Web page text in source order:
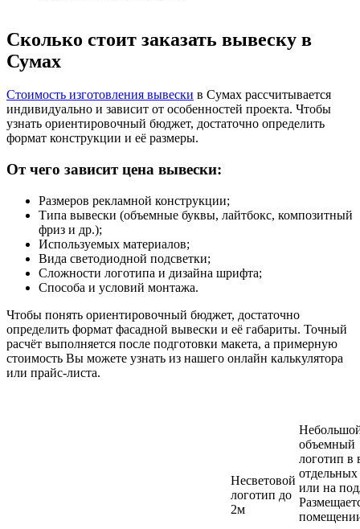
Сколько стоит заказать вывеску в
Сумах
Стоимость изготовления вывески в Сумах рассчитывается
индивидуально и зависит от особенностей проекта. Чтобы
узнать ориентировочный бюджет, достаточно определить
формат конструкции и её размеры.
От чего зависит цена вывески:
Размеров рекламной конструкции;
Типа вывески (объемные буквы, лайтбокс, композитный
фриз и др.);
Используемых материалов;
Вида светодиодной подсветки;
Сложности логотипа и дизайна шрифта;
Способа и условий монтажа.
Чтобы понять ориентировочный бюджет, достаточно
определить формат фасадной вывески и её габариты. Точный
расчёт выполняется после подготовки макета, а примерную
стоимость Вы можете узнать из нашего онлайн калькулятора
или прайс-листа.
Несветовой
логотип до
2м
объемный
логотип в
отдельных
или на